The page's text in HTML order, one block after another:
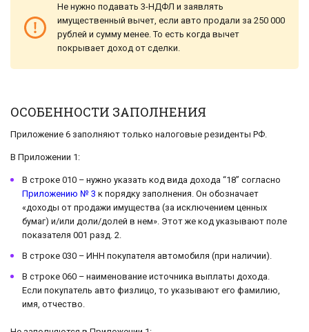
Не нужно подавать 3-НДФЛ и заявлять
имущественный вычет, если авто продали за 250 000
рублей и сумму менее. То есть когда вычет
покрывает доход от сделки.
ОСОБЕННОСТИ ЗАПОЛНЕНИЯ
Приложение 6 заполняют только налоговые резиденты РФ.
В Приложении 1:
В строке 010 – нужно указать код вида дохода “18” согласно
Приложению № 3 к порядку заполнения. Он обозначает
«доходы от продажи имущества (за исключением ценных
бумаг) и/или доли/долей в нем». Этот же код указывают поле
показателя 001 разд. 2.
В строке 030 – ИНН покупателя автомобиля (при наличии).
В строке 060 – наименование источника выплаты дохода.
Если покупатель авто физлицо, то указывают его фамилию,
имя, отчество.